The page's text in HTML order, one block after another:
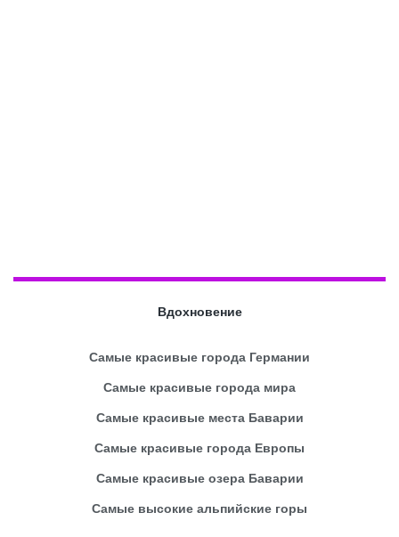
Вдохновение
Самые красивые города Германии
Самые красивые города мира
Самые красивые места Баварии
Самые красивые города Европы
Самые красивые озера Баварии
Самые высокие альпийские горы